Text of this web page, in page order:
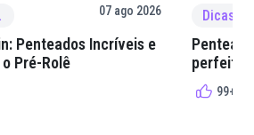
07 ago 2026
Penteados Incríveis e
Pré-Rolê
perfeita
99+